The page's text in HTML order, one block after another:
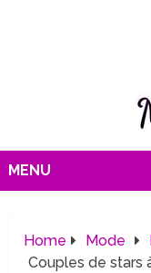
MENU
Home Mode
Couples de stars